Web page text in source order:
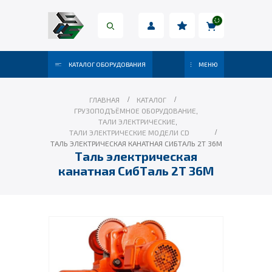
КАТАЛОГ ОБОРУДОВАНИЯ МЕНЮ
ГЛАВНАЯ
КАТАЛОГ
ГРУЗОПОДЪЁМНОЕ ОБОРУДОВАНИЕ
ТАЛИ ЭЛЕКТРИЧЕСКИЕ
ТАЛИ ЭЛЕКТРИЧЕСКИЕ МОДЕЛИ CD
ТАЛЬ ЭЛЕКТРИЧЕСКАЯ КАНАТНАЯ СИБТАЛЬ 2Т 36М
Таль электрическая
канатная СибТаль 2Т 36М